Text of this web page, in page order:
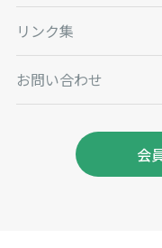
リンク集
お問い合わせ
会